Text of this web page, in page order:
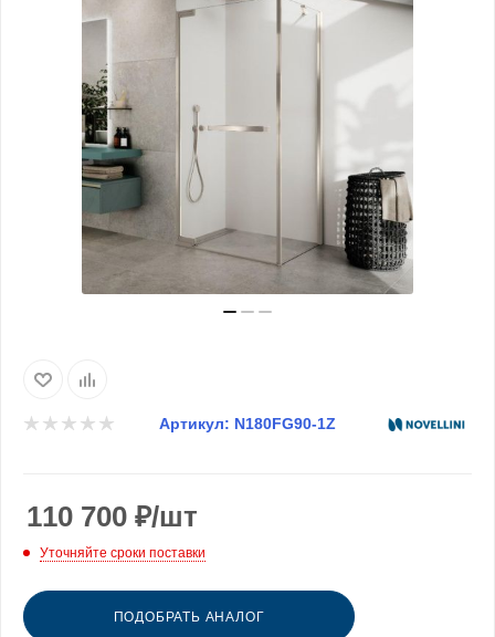
Артикул: N180FG90-1Z
110 700 ₽/шт
Уточняйте сроки поставки
ПОДОБРАТЬ АНАЛОГ